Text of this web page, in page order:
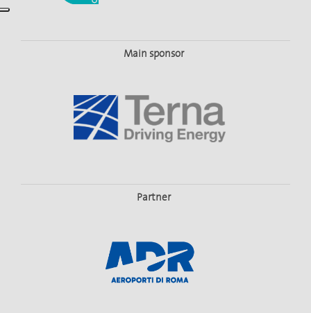
Main sponsor
Partner